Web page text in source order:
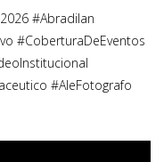
#Abradilan
#CoberturaDeEventos
#AleFotografo